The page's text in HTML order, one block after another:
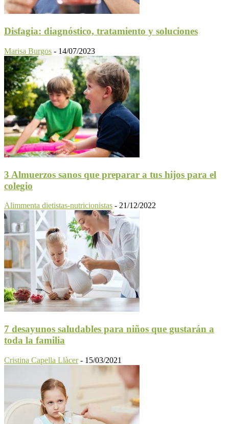
Disfagia: diagnóstico, tratamiento y soluciones
Marisa Burgos - 14/07/2023
3 Almuerzos sanos que preparar a tus hijos para el
colegio
Alimmenta dietistas-nutricionistas - 21/12/2022
7 desayunos saludables para niños que gustarán a
toda la familia
Cristina Capella Llàcer - 15/03/2021